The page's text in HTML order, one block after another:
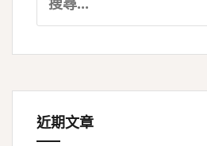
尋
鍵
近期文章